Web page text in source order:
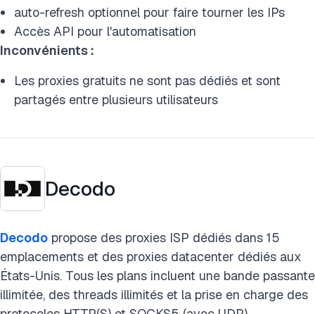
auto-refresh optionnel pour faire tourner les IPs
Accès API pour l'automatisation
Inconvénients :
Les proxies gratuits ne sont pas dédiés et sont
partagés entre plusieurs utilisateurs
Decodo
Decodo propose des proxies ISP dédiés dans 15
emplacements et des proxies datacenter dédiés aux
États-Unis. Tous les plans incluent une bande passante
illimitée, des threads illimités et la prise en charge des